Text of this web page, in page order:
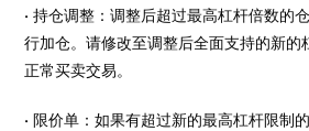
• 持仓调整：调整后超过最高杠杆倍数的
行加仓。请修改至调整后全面支持的新的
正常买卖交易。
• 限价单：如果有超过新的最高杠杆限制